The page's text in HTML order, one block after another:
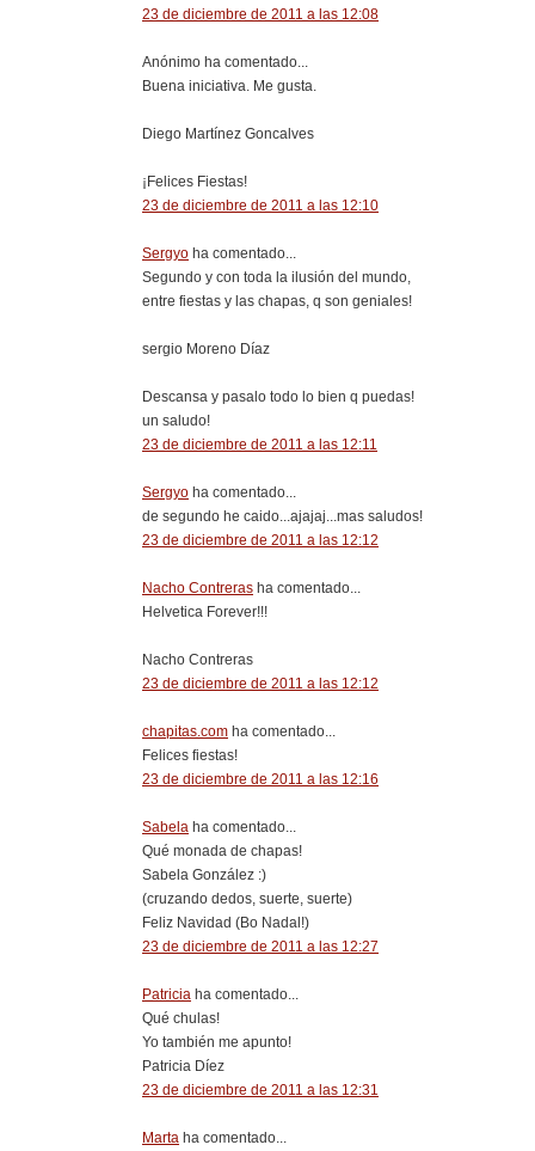
23 de diciembre de 2011 a las 12:08
Anónimo ha comentado...
Buena iniciativa. Me gusta.
Diego Martínez Goncalves
¡Felices Fiestas!
23 de diciembre de 2011 a las 12:10
Sergyo ha comentado...
Segundo y con toda la ilusión del mundo,
entre fiestas y las chapas, q son geniales!
sergio Moreno Díaz
Descansa y pasalo todo lo bien q puedas!
un saludo!
23 de diciembre de 2011 a las 12:11
Sergyo ha comentado...
de segundo he caido...ajajaj...mas saludos!
23 de diciembre de 2011 a las 12:12
Nacho Contreras ha comentado...
Helvetica Forever!!!
Nacho Contreras
23 de diciembre de 2011 a las 12:12
chapitas.com ha comentado...
Felices fiestas!
23 de diciembre de 2011 a las 12:16
Sabela ha comentado...
Qué monada de chapas!
Sabela González :)
(cruzando dedos, suerte, suerte)
Feliz Navidad (Bo Nadal!)
23 de diciembre de 2011 a las 12:27
Patricia ha comentado...
Qué chulas!
Yo también me apunto!
Patricia Díez
23 de diciembre de 2011 a las 12:31
Marta ha comentado...